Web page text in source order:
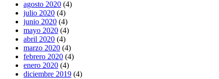
agosto 2020 (4)
julio 2020 (4)
junio 2020 (4)
mayo 2020 (4)
abril 2020 (4)
marzo 2020 (4)
febrero 2020 (4)
enero 2020 (4)
diciembre 2019 (4)